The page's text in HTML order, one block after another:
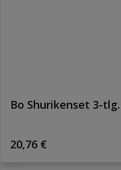
Bo Shurikenset 3-tlg.
Regulärer Preis:
20,76 €